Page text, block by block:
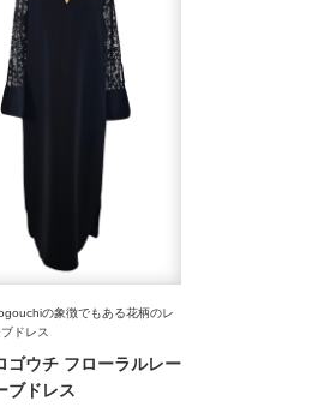
の象徴でもある花柄のレ
ドレス
ゴウチ フローラルレー
ブドレス